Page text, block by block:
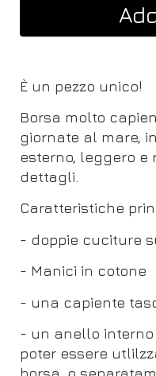
È un pezzo unico!
Borsa molto
giornate al mare,
esterno, leggero e
dettagli.
Caratteristiche
- doppie cuciture
- Manici in cotone
- una capiente
- un anello
poter essere